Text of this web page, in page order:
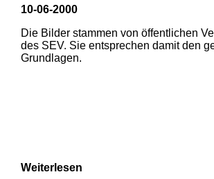
10-06-2000
Die Bilder stammen von öffentlichen
des SEV. Sie entsprechen damit den
Grundlagen.
Weiterlesen